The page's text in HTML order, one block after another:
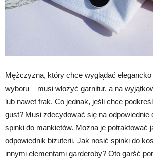
Mężczyzna, który chce wyglądać
wyboru – musi włożyć garnitur, a na
lub nawet frak. Co jednak, jeśli chce
gust? Musi zdecydować się na odpowiednie
spinki do mankietów. Można je potraktować
odpowiednik biżuterii. Jak nosić spinki do
innymi elementami garderoby? Oto garść